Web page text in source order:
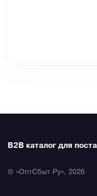
B2B каталог для
© «ОптСбыт.Ру», 2026